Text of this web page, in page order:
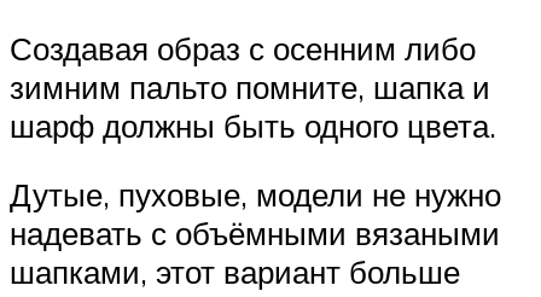
Создавая образ с осенним либо
зимним пальто помните, шапка и
шарф должны быть одного цвета.
Дутые, пуховые, модели не нужно
надевать с объёмными вязаными
шапками, этот вариант больше